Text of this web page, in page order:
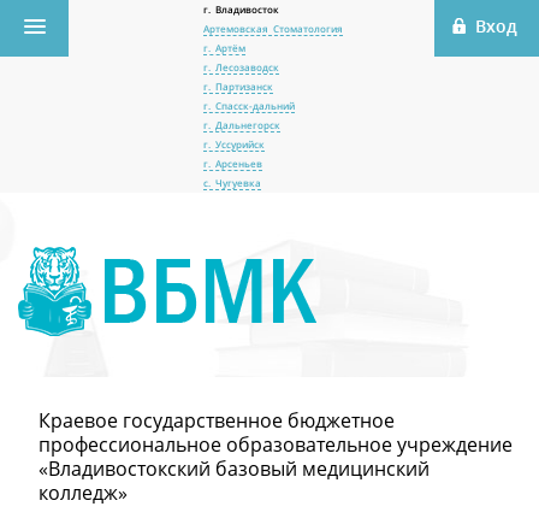
г. Владивосток
Артемовская Стоматология
г. Артём
г. Лесозаводск
г. Партизанск
г. Спасск-дальний
г. Дальнегорск
г. Уссурийск
г. Арсеньев
с. Чугуевка
Краевое государственное бюджетное
профессиональное образовательное учреждение
«Владивостокский базовый медицинский
колледж»